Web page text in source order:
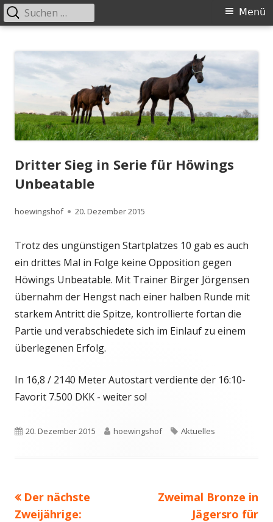
zum
Primäres
Menü
Suchen
nach:
Dritter Sieg in Serie für Höwings
Unbeatable
Autor
hoewingshof
Veröffentlicht
20. Dezember 2015
Trotz des ungünstigen Startplatzes 10 gab es auch
ein drittes Mal in Folge keine Opposition gegen
Höwings Unbeatable. Mit Trainer Birger Jörgensen
übernahm der Hengst nach einer halben Runde mit
starkem Antritt die Spitze, kontrollierte fortan die
Partie und verabschiedete sich im Einlauf zu einem
überlegenen Erfolg.
In 16,8 / 2140 Meter Autostart verdiente der 16:10-
Favorit 7.500 DKK - weiter so!
Veröffentlicht
20. Dezember 2015 Autor
hoewingshof Schlagwörter
Aktuelles
Beitragsnavigation
Vorheriger
Beitrag:
Der nächste
Zweijährige:
Nächster
Beitrag
Zweimal Bronze in
Jägersro für